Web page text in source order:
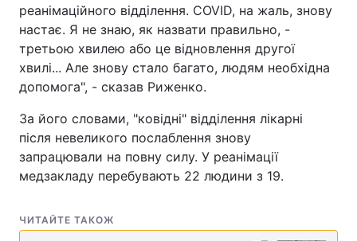
реанімаційного відділення. COVID, на жаль, знову
настає. Я не знаю, як назвати правильно, -
третьою хвилею або це відновлення другої
хвилі... Але знову стало багато, людям необхідна
допомога", - сказав Риженко.
За його словами, "ковідні" відділення лікарні
після невеликого послаблення знову
запрацювали на повну силу. У реанімації
медзакладу перебувають 22 людини з 19.
ЧИТАЙТЕ ТАКОЖ